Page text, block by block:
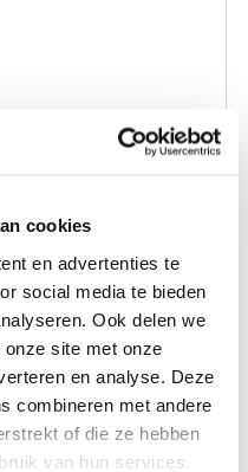
cookies
en advertenties te
social media te bieden
Ook delen we
site met onze
en analyse. Deze
combineren met andere
of die ze hebben
van hun services.